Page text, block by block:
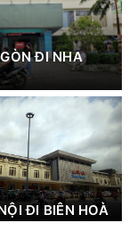
ĐI NHA
ĐI BIÊN HOÀ